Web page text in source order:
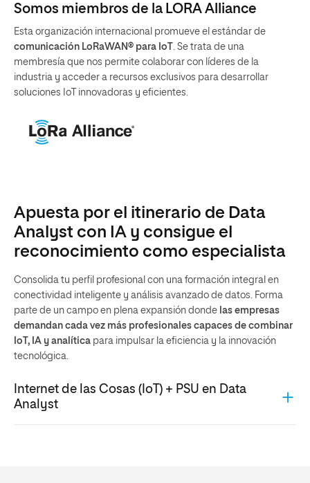
Somos miembros de la LORA Alliance
Esta organización internacional promueve el estándar de
comunicación LoRaWAN® para IoT . Se trata de una
membresía que nos permite colaborar con líderes de la
industria y acceder a recursos exclusivos para desarrollar
soluciones IoT innovadoras y eficientes.
Apuesta por el itinerario de Data
Analyst con IA y consigue el
reconocimiento como especialista
Consolida tu perfil profesional con una formación integral en
conectividad inteligente y análisis avanzado de datos. Forma
parte de un campo en plena expansión donde las empresas
demandan cada vez más profesionales capaces de combinar
IoT, IA y analítica para impulsar la eficiencia y la innovación
tecnológica.
Internet de las Cosas (IoT) + PSU en Data
Analyst